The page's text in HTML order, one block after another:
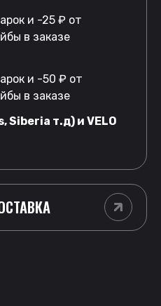
и -25 ₽ от
в заказе
и -50 ₽ от
в заказе
Siberia т.д) и VELO